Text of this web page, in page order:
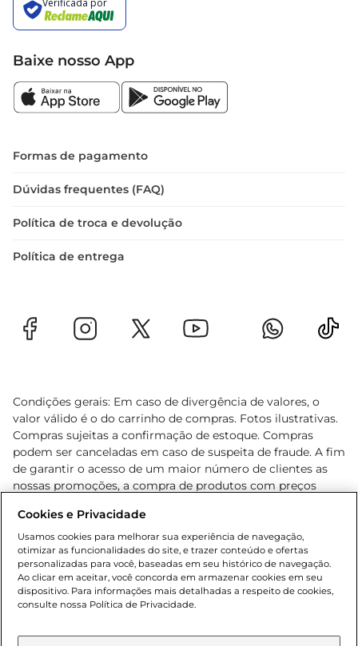
Baixe nosso App
Formas de pagamento
Dúvidas frequentes (FAQ)
Política de troca e devolução
Política de entrega
Condições gerais: Em caso de divergência de valores, o
valor válido é o do carrinho de compras. Fotos ilustrativas.
Compras sujeitas a confirmação de estoque. Compras
podem ser canceladas em caso de suspeita de fraude. A fim
de garantir o acesso de um maior número de clientes as
nossas promoções, a compra de produtos com preços
cliente. Os preços, ofertas e condições são exclusivos para
o e-commerce e válidos durante o dia de hoje, podendo
sofrer alterações sem prévia notificação. Proibida a venda
de bebidas alcoólicas para menores de 18 anos, conforme
Lei n.º 8069/90, art. 81, inciso II (Estatuto da Criança e do
Adolescente). Preços e condições exclusivos para o
aviso prévio. O valor mínimo para as compras on-line é de
Cookies e Privacidade
Usamos cookies para melhorar sua experiência de navegação,
otimizar as funcionalidades do site, e trazer conteúdo e ofertas
personalizadas para você, baseadas em seu histórico de navegação.
Ao clicar em aceitar, você concorda em armazenar cookies em seu
dispositivo. Para informações mais detalhadas a respeito de cookies,
consulte nossa Política de Privacidade.